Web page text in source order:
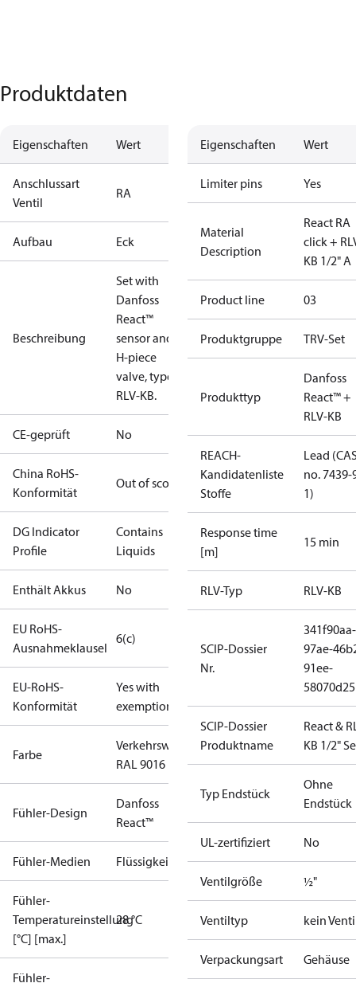
Produktdaten
Eigenschaften Wert
Anschlussart
Ventil
RA
Aufbau Eck
Beschreibung
Set with
Danfoss
React™
sensor and
H-piece
valve, type
RLV-KB.
CE-geprüft No
China RoHS-
Konformität
Out of scope
DG Indicator
Profile
Contains
Liquids
Enthält Akkus No
EU RoHS-
Ausnahmeklausel
6(c)
EU-RoHS-
Konformität
Yes with
exemptions
Farbe
Verkehrsweiß
RAL 9016
Fühler-Design
Danfoss
React™
Fühler-Medien Flüssigkeit
Fühler-
Temperatureinstellung
[°C] [max.]
28 °C
Fühler-
Eigenschaften Wert
Limiter pins Yes
Material
Description
React RA
click +
KB 1/2" A
Product line 03
Produktgruppe TRV-Set
Produkttyp
Danfoss
React™ +
RLV-KB
REACH-
Kandidatenliste
Stoffe
Lead
no. 7439-
1)
Response time
[m]
15 min
RLV-Typ RLV-KB
SCIP-Dossier
Nr.
341f90aa-
97ae-
91ee-
SCIP-Dossier
Produktname
React &
KB 1/2"
Typ Endstück
Ohne
Endstück
UL-zertifiziert No
Ventilgröße ½"
Ventiltyp kein
Verpackungsart Gehäuse